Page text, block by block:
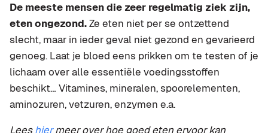
De meeste mensen die zeer regelmatig ziek zijn,
eten ongezond.Ze eten niet per se ontzettend
slecht, maar in ieder geval niet gezond en gevarieerd
genoeg. Laat je bloed eens prikken om te testen of je
lichaam over alle essentiële voedingsstoffen
beschikt… Vitamines, mineralen, spoorelementen,
aminozuren, vetzuren, enzymen e.a.
Leeshiermeer over hoe goed eten ervoor kan